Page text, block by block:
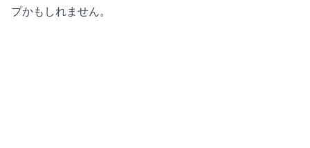
プかもしれません。